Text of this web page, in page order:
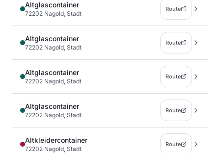
Altglascontainer
72202 Nagold, Stadt
Route
Altglascontainer
72202 Nagold, Stadt
Route
Altglascontainer
72202 Nagold, Stadt
Route
Altglascontainer
72202 Nagold, Stadt
Route
Altkleidercontainer
72202 Nagold, Stadt
Route